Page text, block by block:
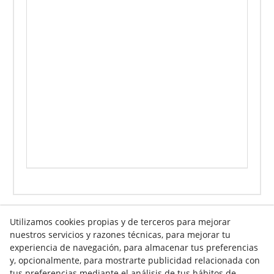
Info venta online
Utilizamos cookies propias y de terceros para mejorar
nuestros servicios y razones técnicas, para mejorar tu
experiencia de navegación, para almacenar tus preferencias
y, opcionalmente, para mostrarte publicidad relacionada con